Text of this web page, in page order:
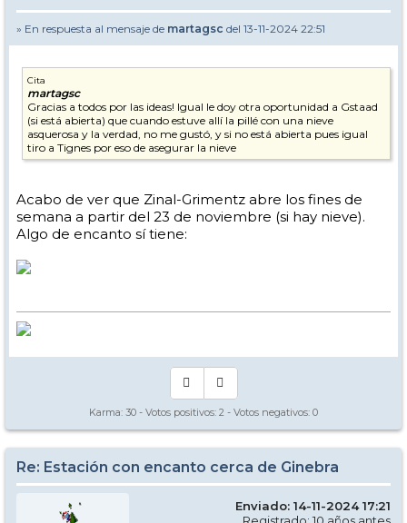
» En respuesta al mensaje de martagsc del 13-11-2024 22:51
Cita
martagsc
Gracias a todos por las ideas! Igual le doy otra oportunidad a Gstaad
(si está abierta) que cuando estuve allí la pillé con una nieve
asquerosa y la verdad, no me gustó, y si no está abierta pues igual
tiro a Tignes por eso de asegurar la nieve
Acabo de ver que Zinal-Grimentz abre los fines de
semana a partir del 23 de noviembre (si hay nieve).
Algo de encanto sí tiene:
Karma: 30 - Votos positivos: 2 - Votos negativos: 0
Re: Estación con encanto cerca de Ginebra
Enviado: 14-11-2024 17:21
Registrado: 10 años antes